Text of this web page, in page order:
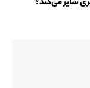
سایز می‌کند؟